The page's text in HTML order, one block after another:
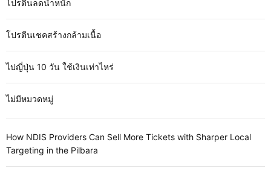
โปรตีนลดน้ำหนัก
โปรตีนเชคสร้างกล้ามเนื้อ
ไปญี่ปุ่น 10 วัน ใช้เงินเท่าไหร่
ไม่มีหมวดหมู่
How NDIS Providers Can Sell More Tickets with Sharper Local
Targeting in the Pilbara